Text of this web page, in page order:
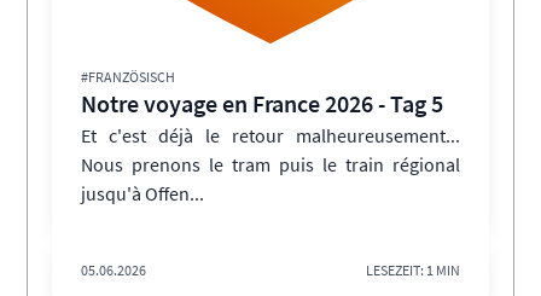
#FRANZÖSISCH
Notre voyage en France 2026 - Tag 5
Et c'est déjà le retour malheureusement...
Nous prenons le tram puis le train régional
jusqu'à Offen...
05.06.2026 LESEZEIT: 1 MIN